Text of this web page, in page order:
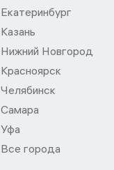
Екатеринбург
Казань
Нижний Новгород
Красноярск
Челябинск
Самара
Уфа
Все города